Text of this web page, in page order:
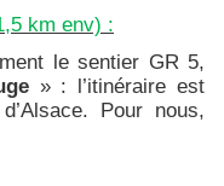
km env) :
le sentier GR 5,
» : l’itinéraire est
Pour nous,